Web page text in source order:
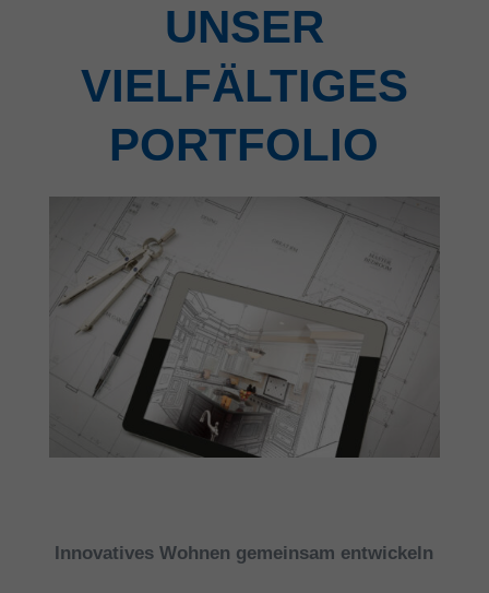
UNSER
VIELFÄLTIGES
PORTFOLIO
Innovatives Wohnen gemeinsam entwickeln